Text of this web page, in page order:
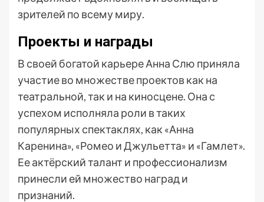
зрителей по всему миру.
Проекты и награды
В своей богатой карьере Анна Слю приняла
участие во множестве проектов как на
театральной, так и на киносцене. Она с
успехом исполняла роли в таких
популярных спектаклях, как «Анна
Каренина», «Ромео и Джульетта» и «Гамлет».
Ее актёрский талант и профессионализм
принесли ей множество наград и
признаний.